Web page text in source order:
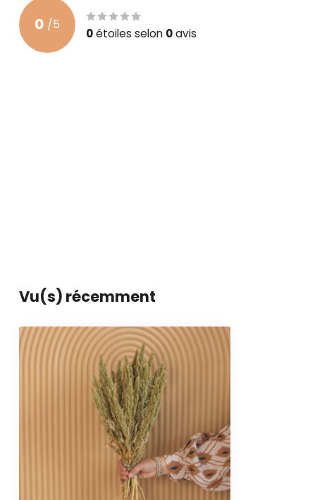
0 /5
0étoiles selon 0avis
Vu(s) récemment